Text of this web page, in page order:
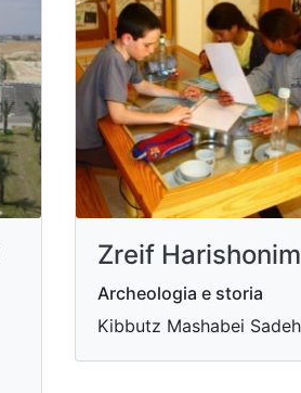
Zreif Harishonim
Archeologia e storia
Kibbutz Mashabei Sadeh